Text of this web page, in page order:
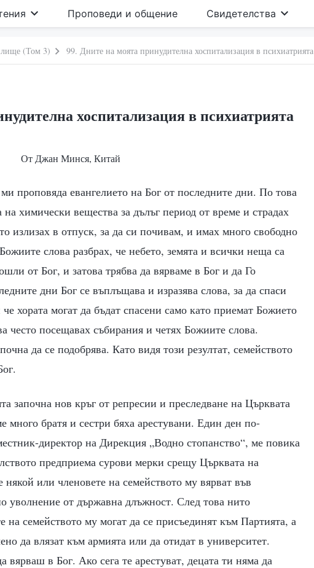
Проповеди и общение Свидетелства
(Том 3) 99. Дните на моята принудителна хоспитализация в психиатрията
хоспитализация в психиатрията
От Джан Минся, Китай
проповяда евангелието на Бог от последните дни. По това
химически вещества за дълъг период от време и страдах
излизах в отпуск, за да си почивам, и имах много свободно
слова разбрах, че небето, земята и всички неща са
от Бог, и затова трябва да вярваме в Бог и да Го
дни Бог се въплъщава и изразява слова, за да спаси
хората могат да бъдат спасени само като приемат Божието
често посещавах събирания и четях Божиите слова.
да се подобрява. Като видя този резултат, семейството
започна нов кръг от репресии и преследване на Църквата
братя и сестри бяха арестувани. Един ден по-
директор на Дирекция „Водно стопанство“, ме повика
предприема сурови мерки срещу Църквата на
или членовете на семейството му вярват във
уволнение от държавна длъжност. След това нито
на семейството му могат да се присъединят към Партията, а
да влязат към армията или да отидат в университет.
вярваш в Бог. Ако сега те арестуват, децата ти няма да